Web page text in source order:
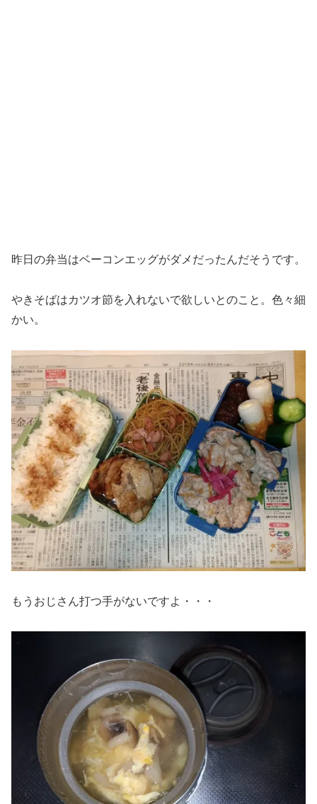
昨日の弁当はベーコンエッグがダメだったんだそうです。
やきそばはカツオ節を入れないで欲しいとのこと。色々細
かい。
もうおじさん打つ手がないですよ・・・